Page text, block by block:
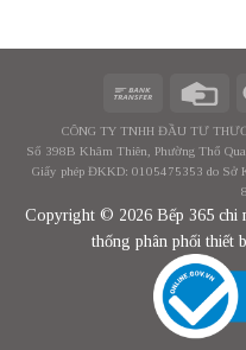
CÔNG TY TNHH ĐẦU TƯ
Số 398B Khâm Thiên, Phường Thổ
Giấy phép ĐKKD: 0105475353 do Sở
Copyright © 2026 Bếp 365 chi
thống phân phối thiết